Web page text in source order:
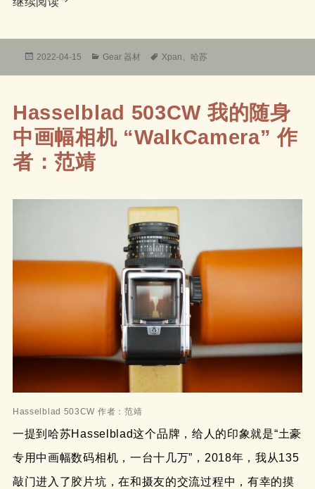
发
2022-04-15
分
Gear 器材
标
Xpan 、 哈苏
Hasselblad 503CW 我的随身
中画幅相机 “WalkCamera” 作
者：范靖
Hasselblad 503CW 作者：范靖
一提到哈苏Hasselblad这个品牌，给人的印象就是“土豪
专用中画幅数码相机，一台十几万”，2018年，我从135
敲门进入了胶片坑，在和摄友的交流过程中，有幸的摸